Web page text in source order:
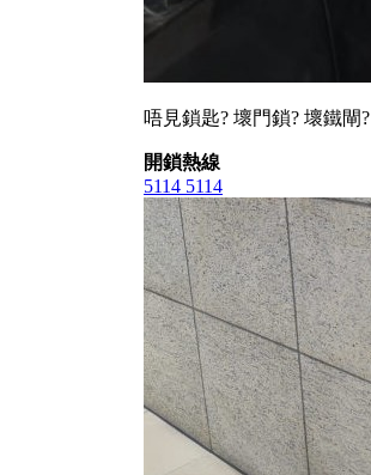
唔見鎖匙? 壞門鎖? 壞鐵閘?
開鎖熱線
5114 5114